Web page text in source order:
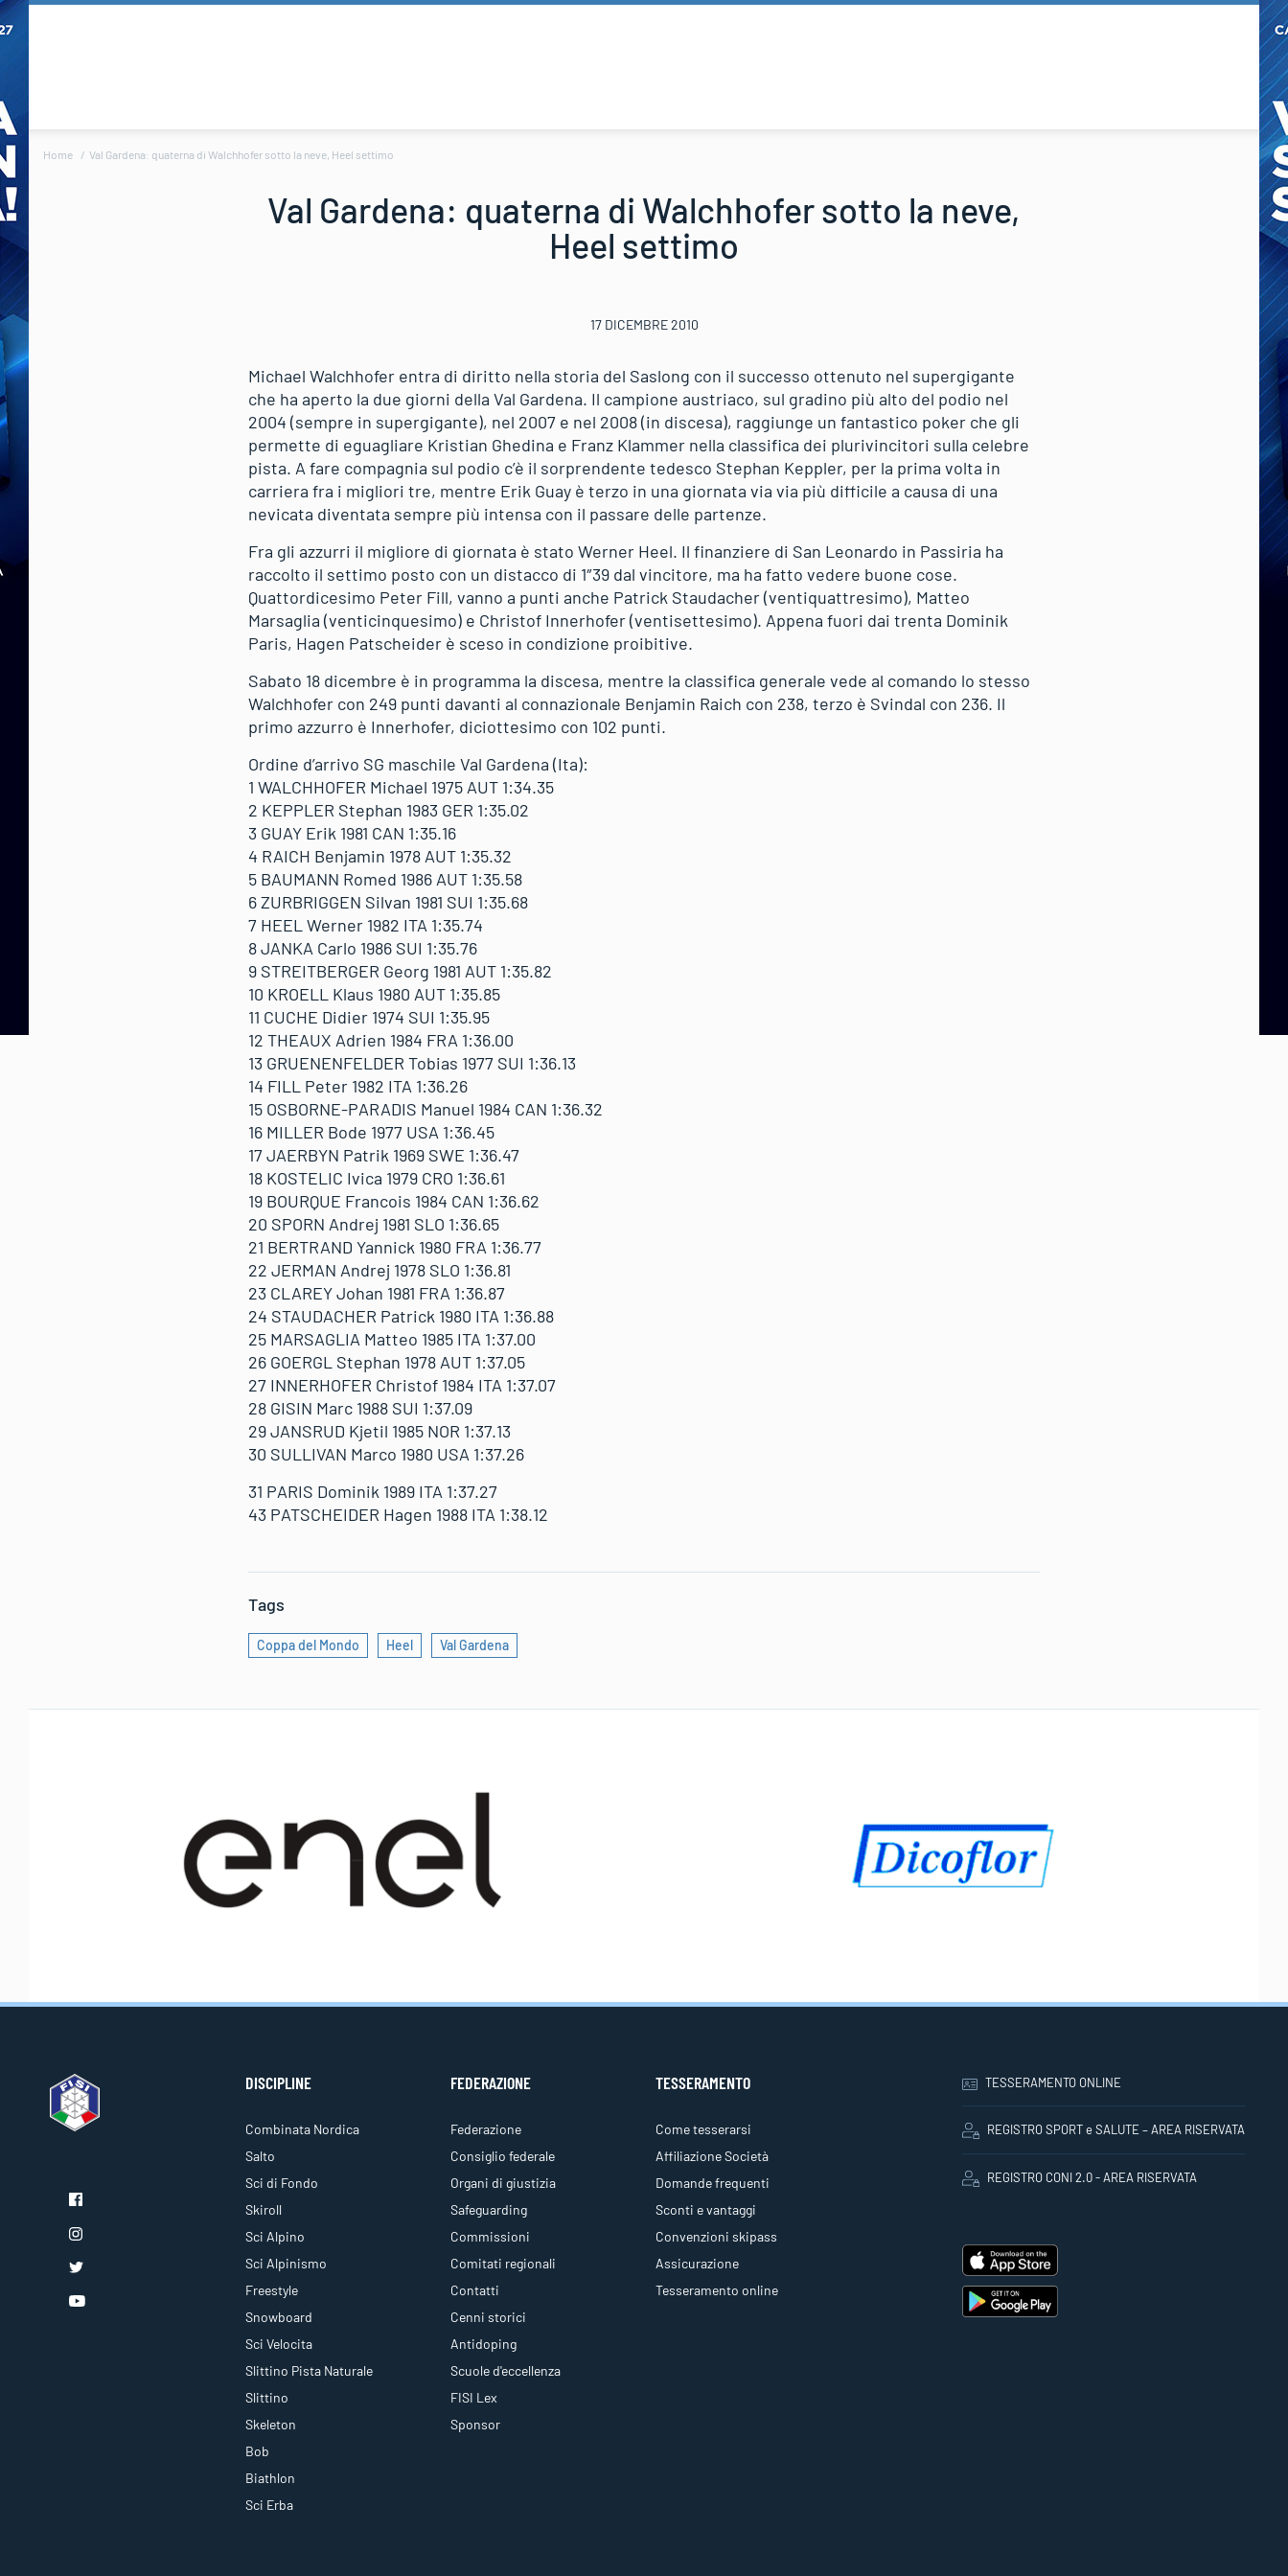
Home Val Gardena: quaterna di Walchhofer sotto la neve, Heel settimo
Val Gardena: quaterna di Walchhofer sotto la neve,
Heel settimo
17 DICEMBRE 2010
Michael Walchhofer entra di diritto nella storia del Saslong con il successo ottenuto nel supergigante
che ha aperto la due giorni della Val Gardena. Il campione austriaco, sul gradino più alto del podio nel
2004 (sempre in supergigante), nel 2007 e nel 2008 (in discesa), raggiunge un fantastico poker che gli
permette di eguagliare Kristian Ghedina e Franz Klammer nella classifica dei plurivincitori sulla celebre
pista. A fare compagnia sul podio c’è il sorprendente tedesco Stephan Keppler, per la prima volta in
carriera fra i migliori tre, mentre Erik Guay è terzo in una giornata via via più difficile a causa di una
nevicata diventata sempre più intensa con il passare delle partenze.
Fra gli azzurri il migliore di giornata è stato Werner Heel. Il finanziere di San Leonardo in Passiria ha
raccolto il settimo posto con un distacco di 1″39 dal vincitore, ma ha fatto vedere buone cose.
Quattordicesimo Peter Fill, vanno a punti anche Patrick Staudacher (ventiquattresimo), Matteo
Marsaglia (venticinquesimo) e Christof Innerhofer (ventisettesimo). Appena fuori dai trenta Dominik
Paris, Hagen Patscheider è sceso in condizione proibitive.
Sabato 18 dicembre è in programma la discesa, mentre la classifica generale vede al comando lo stesso
Walchhofer con 249 punti davanti al connazionale Benjamin Raich con 238, terzo è Svindal con 236. Il
primo azzurro è Innerhofer, diciottesimo con 102 punti.
Ordine d’arrivo SG maschile Val Gardena (Ita):
1 WALCHHOFER Michael 1975 AUT 1:34.35
2 KEPPLER Stephan 1983 GER 1:35.02
3 GUAY Erik 1981 CAN 1:35.16
4 RAICH Benjamin 1978 AUT 1:35.32
5 BAUMANN Romed 1986 AUT 1:35.58
6 ZURBRIGGEN Silvan 1981 SUI 1:35.68
7 HEEL Werner 1982 ITA 1:35.74
8 JANKA Carlo 1986 SUI 1:35.76
9 STREITBERGER Georg 1981 AUT 1:35.82
10 KROELL Klaus 1980 AUT 1:35.85
11 CUCHE Didier 1974 SUI 1:35.95
12 THEAUX Adrien 1984 FRA 1:36.00
13 GRUENENFELDER Tobias 1977 SUI 1:36.13
14 FILL Peter 1982 ITA 1:36.26
15 OSBORNE-PARADIS Manuel 1984 CAN 1:36.32
16 MILLER Bode 1977 USA 1:36.45
17 JAERBYN Patrik 1969 SWE 1:36.47
18 KOSTELIC Ivica 1979 CRO 1:36.61
19 BOURQUE Francois 1984 CAN 1:36.62
20 SPORN Andrej 1981 SLO 1:36.65
21 BERTRAND Yannick 1980 FRA 1:36.77
22 JERMAN Andrej 1978 SLO 1:36.81
23 CLAREY Johan 1981 FRA 1:36.87
24 STAUDACHER Patrick 1980 ITA 1:36.88
25 MARSAGLIA Matteo 1985 ITA 1:37.00
26 GOERGL Stephan 1978 AUT 1:37.05
27 INNERHOFER Christof 1984 ITA 1:37.07
28 GISIN Marc 1988 SUI 1:37.09
29 JANSRUD Kjetil 1985 NOR 1:37.13
30 SULLIVAN Marco 1980 USA 1:37.26
31 PARIS Dominik 1989 ITA 1:37.27
43 PATSCHEIDER Hagen 1988 ITA 1:38.12
Tags
Coppa del Mondo Heel Val Gardena
DISCIPLINE
Combinata Nordica
Salto
Sci di Fondo
Skiroll
Sci Alpino
Sci Alpinismo
Freestyle
Snowboard
Sci Velocita
Slittino Pista Naturale
Slittino
Skeleton
Bob
Biathlon
Sci Erba
FEDERAZIONE
Federazione
Consiglio federale
Organi di giustizia
Safeguarding
Commissioni
Comitati regionali
Contatti
Cenni storici
Antidoping
Scuole d'eccellenza
FISI Lex
Sponsor
TESSERAMENTO
Come tesserarsi
Affiliazione Società
Domande frequenti
Sconti e vantaggi
Convenzioni skipass
Assicurazione
Tesseramento online
TESSERAMENTO ONLINE
REGISTRO SPORT e SALUTE – AREA RISERVATA
REGISTRO CONI 2.0 - AREA RISERVATA